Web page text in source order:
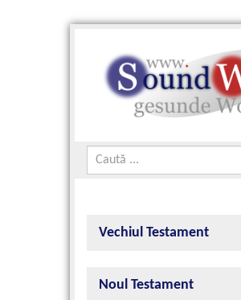
Vechiul Testament
Noul Testament